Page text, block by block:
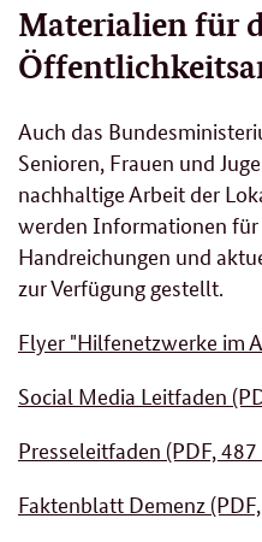
Materialien für
Auch das
Senioren, Frauen und
nachhaltige Arbeit der
werden Informationen
Handreichungen und
zur Verfügung gestellt.
Flyer "Hilfenetzwerke im
Social Media Leitfaden
Presseleitfaden (PDF, 487
Faktenblatt Demenz